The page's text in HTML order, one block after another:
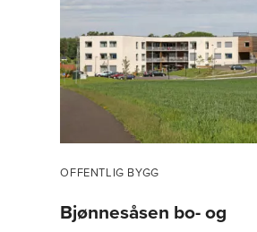
Bjønnesåsen bo- og
OFFENTLIG BYGG